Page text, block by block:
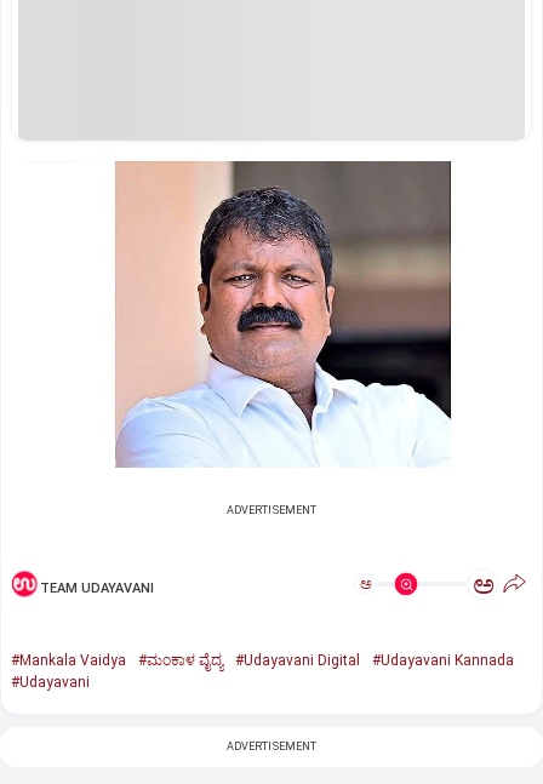
ADVERTISEMENT
TEAM UDAYAVANI ಅ ಅ
#Mankala Vaidya #ಮಂಕಾಳ ವೈದ್ಯ #Udayavani Digital
#Udayavani Kannada
#Udayavani
ADVERTISEMENT